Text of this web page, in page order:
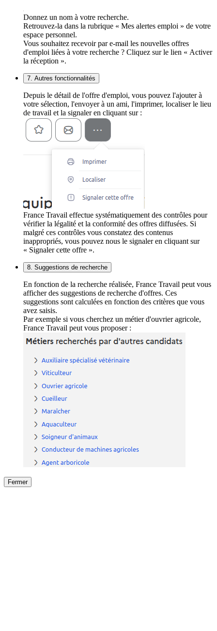
Donnez un nom à votre recherche.
Retrouvez-la dans la rubrique « Mes alertes emploi » de votre
espace personnel.
Vous souhaitez recevoir par e-mail les nouvelles offres
d'emploi liées à votre recherche ? Cliquez sur le lien « Activer
la réception ».
7. Autres fonctionnalités
Depuis le détail de l'offre d'emploi, vous pouvez l'ajouter à
votre sélection, l'envoyer à un ami, l'imprimer, localiser le lieu
de travail et la signaler en cliquant sur :
France Travail effectue systématiquement des contrôles pour
vérifier la légalité et la conformité des offres diffusées. Si
malgré ces contrôles vous constatez des contenus
inappropriés, vous pouvez nous le signaler en cliquant sur
« Signaler cette offre ».
8. Suggestions de recherche
En fonction de la recherche réalisée, France Travail peut vous
afficher des suggestions de recherche d'offres. Ces
suggestions sont calculées en fonction des critères que vous
avez saisis.
Par exemple si vous cherchez un métier d'ouvrier agricole,
France Travail peut vous proposer :
Fermer